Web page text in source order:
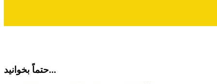
حتماً بخوانید...